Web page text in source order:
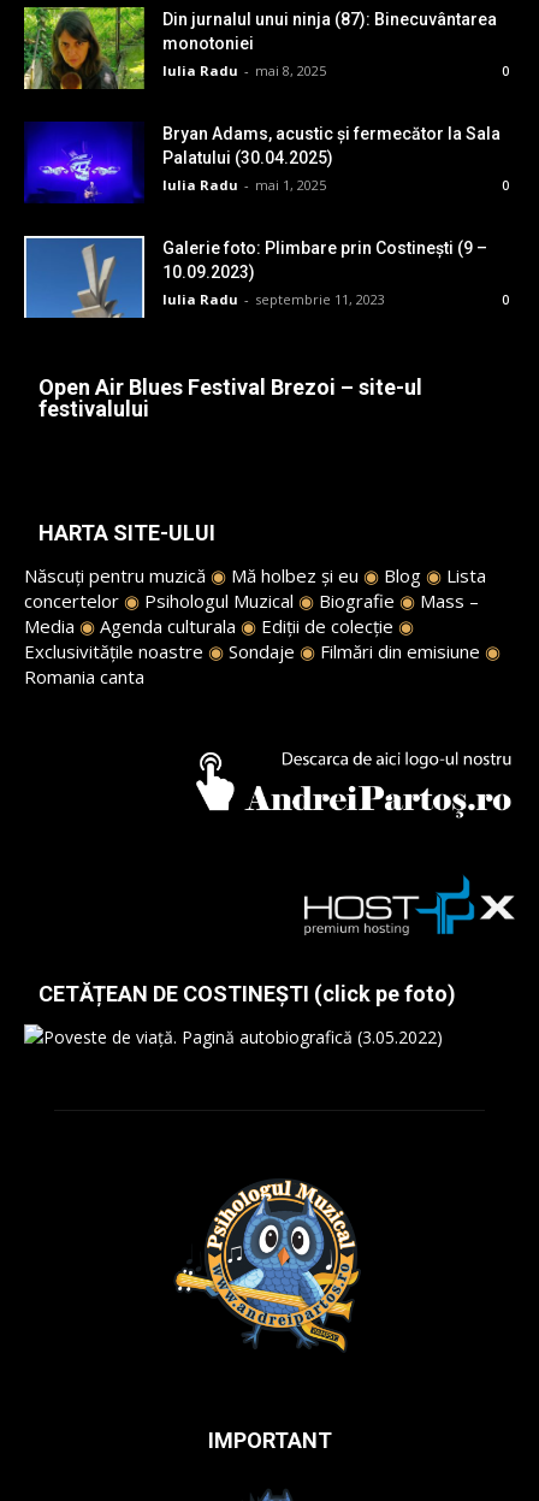
Din jurnalul unui ninja (87): Binecuvântarea
monotoniei
Iulia Radu - mai 8, 2025 0
Bryan Adams, acustic și fermecător la Sala
Palatului (30.04.2025)
Iulia Radu - mai 1, 2025 0
Galerie foto: Plimbare prin Costinești (9 –
10.09.2023)
Iulia Radu - septembrie 11, 2023 0
Open Air Blues Festival Brezoi – site-ul
festivalului
HARTA SITE-ULUI
Născuți pentru muzică ◉ Mă holbez și eu ◉ Blog ◉ Lista
concertelor ◉ Psihologul Muzical ◉ Biografie ◉ Mass –
Media ◉ Agenda culturala ◉ Ediții de colecție ◉
Exclusivitățile noastre ◉ Sondaje ◉ Filmări din emisiune ◉
Romania canta
CETĂȚEAN DE COSTINEȘTI (click pe foto)
IMPORTANT